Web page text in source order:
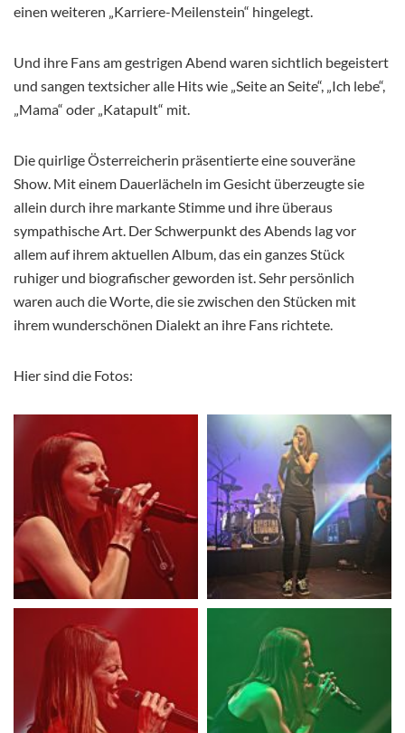
einen weiteren „Karriere-Meilenstein“ hingelegt.
Und ihre Fans am gestrigen Abend waren sichtlich begeistert
und sangen textsicher alle Hits wie „Seite an Seite“, „Ich lebe“,
„Mama“ oder „Katapult“ mit.
Die quirlige Österreicherin präsentierte eine souveräne
Show. Mit einem Dauerlächeln im Gesicht überzeugte sie
allein durch ihre markante Stimme und ihre überaus
sympathische Art. Der Schwerpunkt des Abends lag vor
allem auf ihrem aktuellen Album, das ein ganzes Stück
ruhiger und biografischer geworden ist. Sehr persönlich
waren auch die Worte, die sie zwischen den Stücken mit
ihrem wunderschönen Dialekt an ihre Fans richtete.
Hier sind die Fotos: